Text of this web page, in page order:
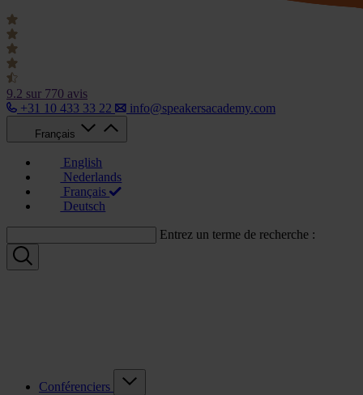
9.2 sur 770 avis
+31 10 433 33 22
info@speakersacademy.com
Français
English
Nederlands
Français
Deutsch
Entrez un terme de recherche :
Conférenciers